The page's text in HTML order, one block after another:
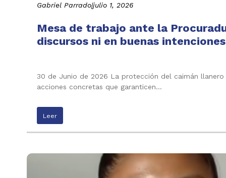
Gabriel Parrado|julio 1, 2026
Mesa de trabajo ante la
discursos ni en buenas
30 de Junio de 2026 La protección del caimán llanero
acciones concretas que garanticen…
Leer